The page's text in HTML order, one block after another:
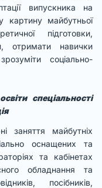
випускника на
картину майбутньої
підготовки,
отримати навички
соціально-
спеціальності
заняття майбутніх
оснащених та
та кабінетах
обладнання та
посібників,